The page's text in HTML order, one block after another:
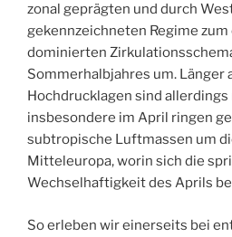
zonal geprägten und durch
gekennzeichneten Regime
dominierten
Sommerhalbjahres um. Länger
Hochdrucklagen sind
insbesondere im April ringen
subtropische Luftmassen um
Mitteleuropa, worin sich die
Wechselhaftigkeit des Aprils
So erleben wir einerseits bei